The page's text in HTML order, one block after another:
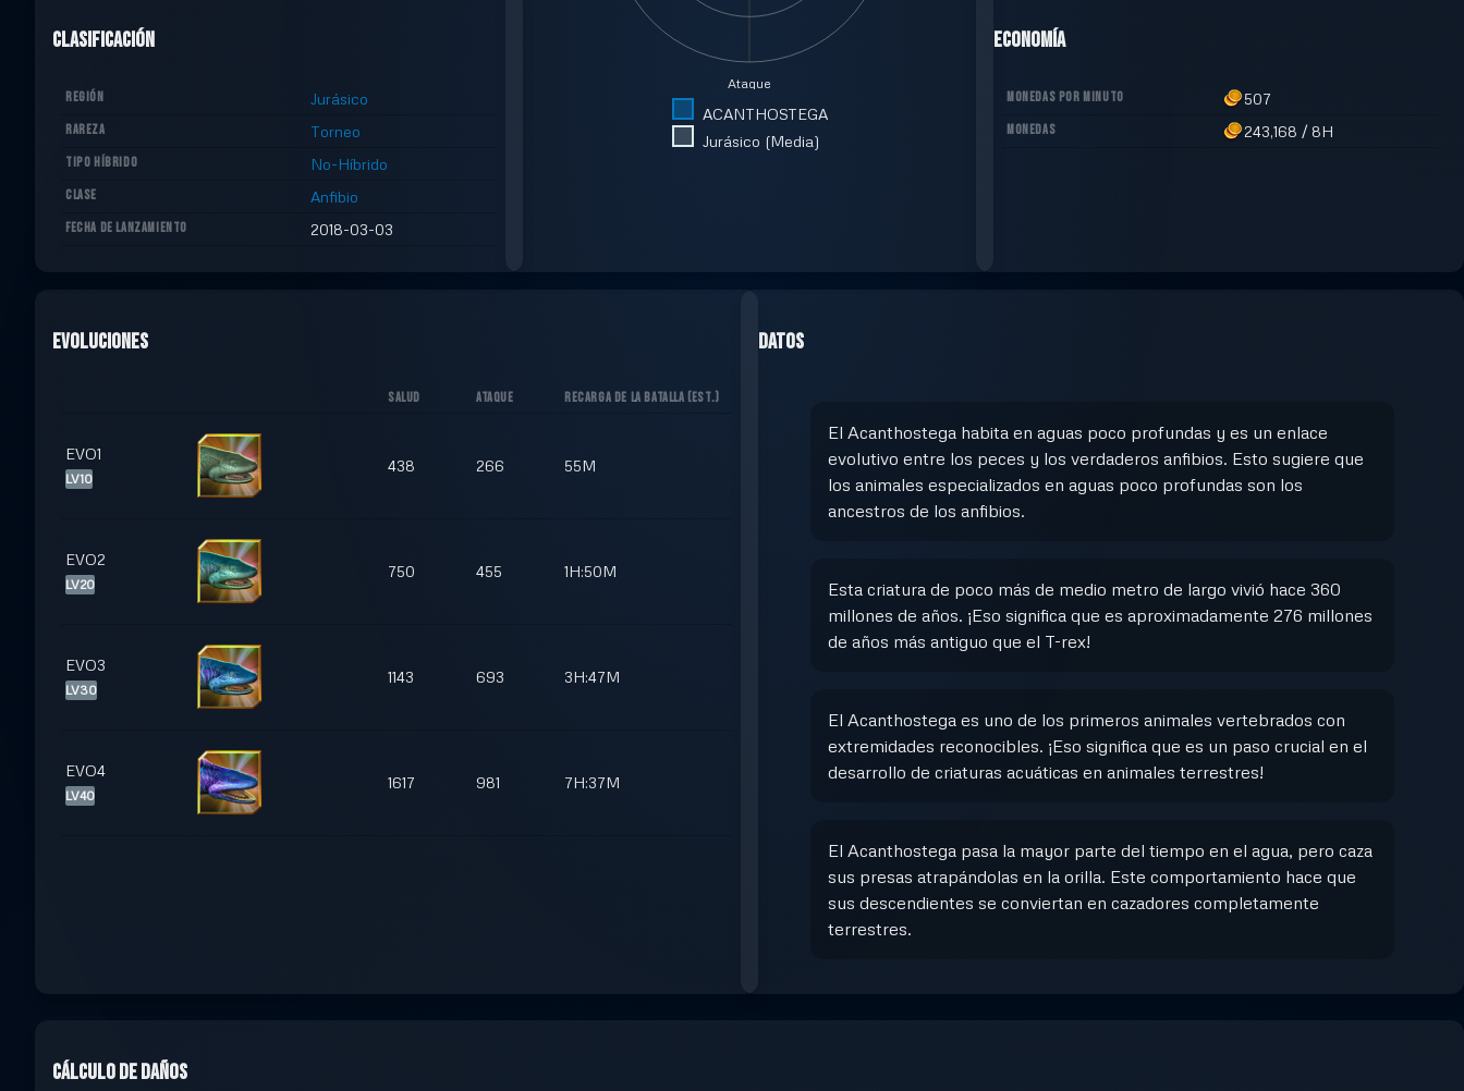
Ataque
ACANTHOSTEGA
Jurásico (Media)
Economía
MONEDAS POR MINUTO 507
MONEDAS 243,168 / 8H
Clasificación
REGIÓN Jurásico
RAREZA Torneo
TIPO HÍBRIDO No-Híbrido
CLASE Anfibio
FECHA DE LANZAMIENTO 2018-03-03
Datos
El Acanthostega habita en aguas poco profundas y es un enlace
evolutivo entre los peces y los verdaderos anfibios. Esto sugiere que
los animales especializados en aguas poco profundas son los
ancestros de los anfibios.
Esta criatura de poco más de medio metro de largo vivió hace 360
millones de años. ¡Eso significa que es aproximadamente 276 millones
de años más antiguo que el T-rex!
El Acanthostega es uno de los primeros animales vertebrados con
extremidades reconocibles. ¡Eso significa que es un paso crucial en el
desarrollo de criaturas acuáticas en animales terrestres!
El Acanthostega pasa la mayor parte del tiempo en el agua, pero caza
sus presas atrapándolas en la orilla. Este comportamiento hace que
sus descendientes se conviertan en cazadores completamente
terrestres.
Evoluciones
SALUD ATAQUE RECARGA DE LA BATALLA (EST.)
EVO1
LV10
438 266 55M
EVO2
LV20
750 455 1H:50M
EVO3
LV30
1143 693 3H:47M
EVO4
LV40
1617 981 7H:37M
Cálculo de daños